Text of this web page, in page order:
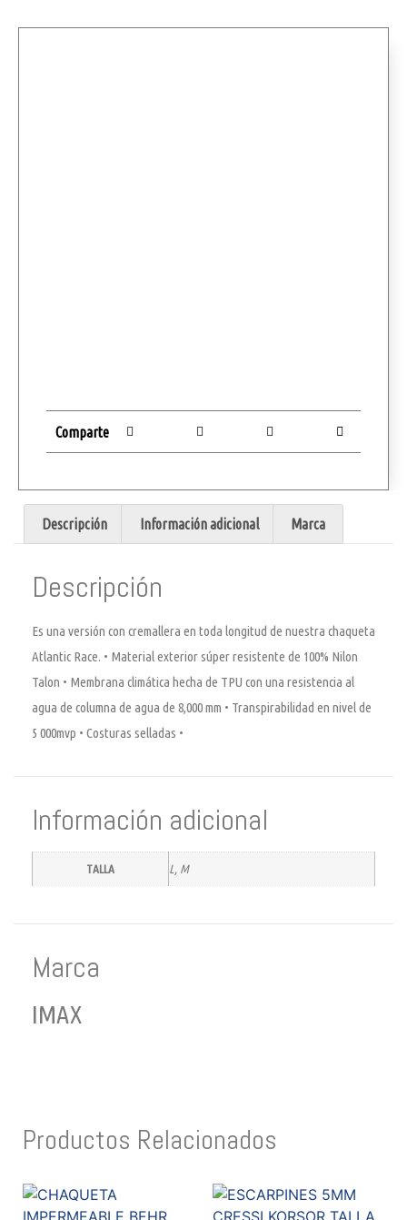
Comparte
Descripción Información adicional Marca
Descripción
Es una versión con cremallera en toda longitud de nuestra chaqueta
Atlantic Race. • Material exterior súper resistente de 100% Nilon
Talon • Membrana climática hecha de TPU con una resistencia al
agua de columna de agua de 8,000 mm • Transpirabilidad en nivel de
5 000mvp • Costuras selladas •
Información adicional
TALLA L, M
Marca
IMAX
Productos Relacionados